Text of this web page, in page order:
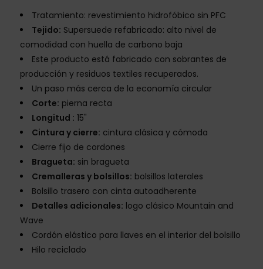
Tratamiento: revestimiento hidrofóbico sin PFC
Tejido: Supersuede refabricado: alto nivel de
comodidad con huella de carbono baja
Este producto está fabricado con sobrantes de
producción y residuos textiles recuperados.
Un paso más cerca de la economía circular
Corte: pierna recta
Longitud : 15"
Cintura y cierre: cintura clásica y cómoda
Cierre fijo de cordones
Bragueta: sin bragueta
Cremalleras y bolsillos: bolsillos laterales
Bolsillo trasero con cinta autoadherente
Detalles adicionales: logo clásico Mountain and
Wave
Cordón elástico para llaves en el interior del bolsillo
Hilo reciclado